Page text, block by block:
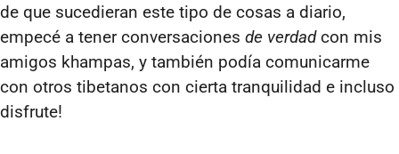
de que sucedieran este tipo de cosas a diario,
empecé a tener conversaciones de verdadcon mis
amigos khampas, y también podía comunicarme
con otros tibetanos con cierta tranquilidad e incluso
disfrute!